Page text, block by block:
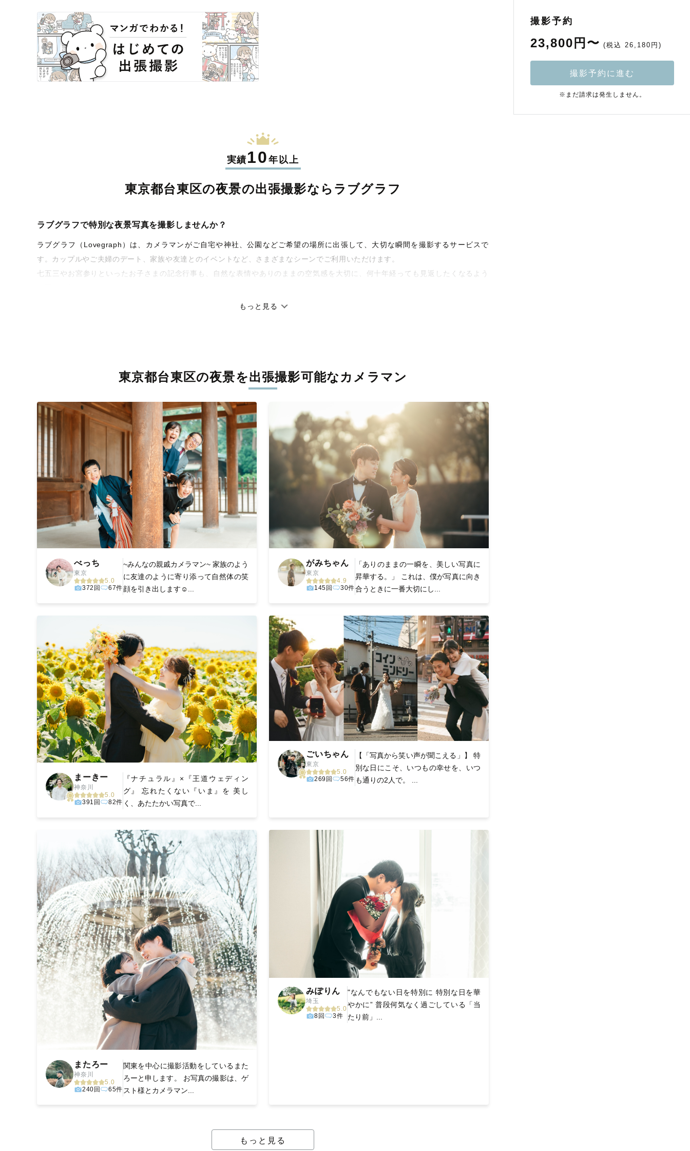
実績10年以上
東京都台東区の夜景の出張撮影なら ラブグラフ
ラブグラフで特別な夜景写真を撮影しませんか？
ラブグラフ（Lovegraph）は、カメラマンがご自宅や神社、公園などご希望の場所に出張して、大切な瞬間を撮影するサービスで
す。カップルやご夫婦のデート、家族や友達とのイベントなど、さまざまなシーンでご利用いただけます。
七五三やお宮参りといったお子さまの記念行事も、自然な表情やありのままの空気感を大切に、何十年経っても見返したくなるよう
丁寧なレタッチで思い出を美しく仕上げます
きっと「こんな写真を撮ってほしかった！」と思える一枚に出会えます。まずは、ラブグラフの
をご覧ください。
もっと見る
東京都台東区の夜景を出張撮影可能なカメラマン
べっち
東京
5.0
372回
67件
~みんなの親戚カメラマン~ 家族のよう
に友達のように寄り添って自然体の笑
顔を引き出します☺️...
がみちゃん
東京
4.9
145回
30件
「ありのままの一瞬を、美しい写真に
昇華する。」 これは、僕が写真に向き
合うときに一番大切にし...
まーきー
神奈川
5.0
391回
82件
『ナチュラル』×『王道ウェディン
グ』 忘れたくない『いま』を 美し
く、あたたかい写真で...
ごいちゃん
東京
5.0
269回
56件
【「写真から笑い声が聞こえる」】 特
別な日にこそ、いつもの幸せを、いつ
も通りの2人で。 ...
またろー
神奈川
5.0
240回
65件
関東を中心に撮影活動をしているまた
ろーと申します。 お写真の撮影は、ゲ
スト様とカメラマン...
みぽりん
埼玉
5.0
8回
3件
"なんでもない日を特別に 特別な日を華
やかに” 普段何気なく過ごしている「当
たり前」...
もっと見る
撮影予約
23,800円〜 (税込 26,180円)
撮影予約に進む
※まだ請求は発生しません。